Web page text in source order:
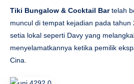
Tiki Bungalow & Cocktail Bartelah
muncul di tempat kejadian pada
setia lokal seperti Davy yang
menyelamatkannya ketika pemilik
Cina.